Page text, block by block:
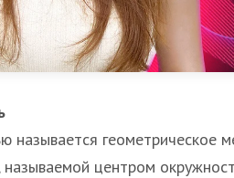
называется геометрическое
называемой центром